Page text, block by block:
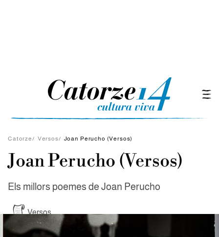
Catorze/ Versos/ Joan Perucho (Versos)
Joan Perucho (Versos)
Els millors poemes de Joan Perucho
Versos